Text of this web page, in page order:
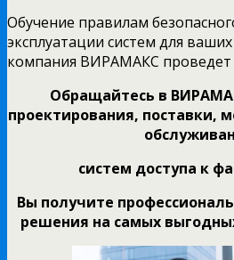
Обучение правилам
эксплуатации систем для
компания ВИРАМАКС проведет
Обращайтесь в
проектирования, поставки,
систем доступа к
Вы получите
решения на самых